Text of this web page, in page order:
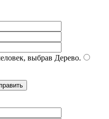
выбрав Дерево.